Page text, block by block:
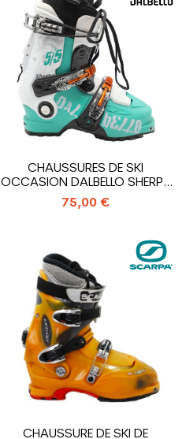
CHAUSSURES DE SKI
OCCASION DALBELLO SHERPA
5/5
75,00 €
CHAUSSURE DE SKI DE